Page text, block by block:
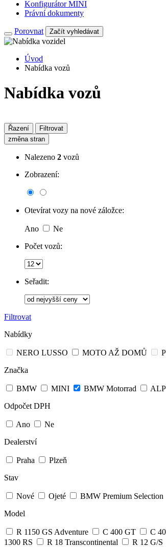
Konfigurátor MINI
Právní dokumenty
Porovnat Začít vyhledávat
Úvod
Nabídka vozů
Nabídka vozů
Řazení
Filtrovat
změna stran
Nalezeno 2 vozů
Zobrazení:
Otevírat vozy na nové záložce:
Ano
Ne
Počet vozů:
Seřadit:
Filtrovat
Nabídky
NERO LUSSO MOTO AŽ DOMŮ
Značka
BMW MINI BMW Motorrad
Odpočet DPH
Ano
Ne
Dealerství
Praha
Plzeň
Stav
Nové Ojeté
BMW Premium Selection
Model
R 1150 GS Adventure C 400 GT C
1300 RS
R 18 Transcontinental R 12 G/S